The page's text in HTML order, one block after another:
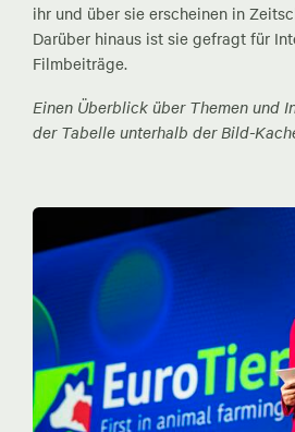
ihr und über sie erscheinen in
Darüber hinaus ist sie gefragt für
Filmbeiträge.
Einen Überblick über Themen und
der Tabelle unterhalb der Bild-